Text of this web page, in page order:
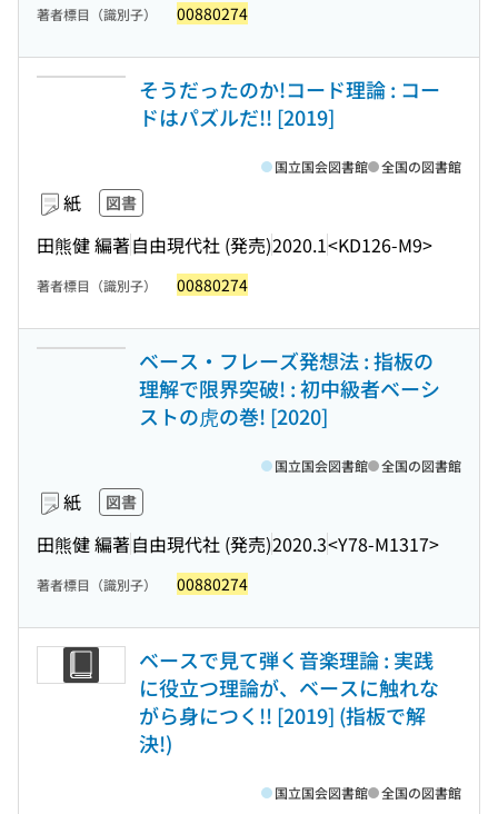
著者標目（識別子） 00880274
そうだったのか!コード理論 : コー
ドはパズルだ!! [2019]
紙 図書
田熊健 編著自由現代社 (発売)2020.1<KD126-M9>
国立国会図書館 全国の図書館
著者標目（識別子） 00880274
ベース・フレーズ発想法 : 指板の
理解で限界突破! : 初中級者ベーシ
ストの虎の巻! [2020]
紙 図書
田熊健 編著自由現代社 (発売)2020.3<Y78-M1317>
国立国会図書館 全国の図書館
著者標目（識別子） 00880274
ベースで見て弾く音楽理論 : 実践
に役立つ理論が、ベースに触れな
がら身につく!! [2019] (指板で解
決!)
国立国会図書館 全国の図書館